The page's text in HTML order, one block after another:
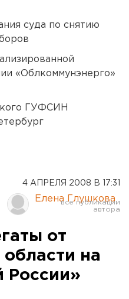
суда по снятию
«Облкоммунэнерго»
ГУФСИН
4 АПРЕЛЯ 2008 В 17:31
Елена Глушкова
от
на
России»